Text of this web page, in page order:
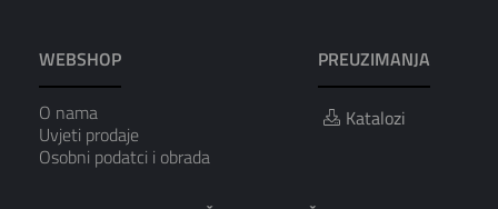
WEBSHOP
O nama
Uvjeti prodaje
Osobni podatci i obrada
PREUZIMANJA
Katalozi